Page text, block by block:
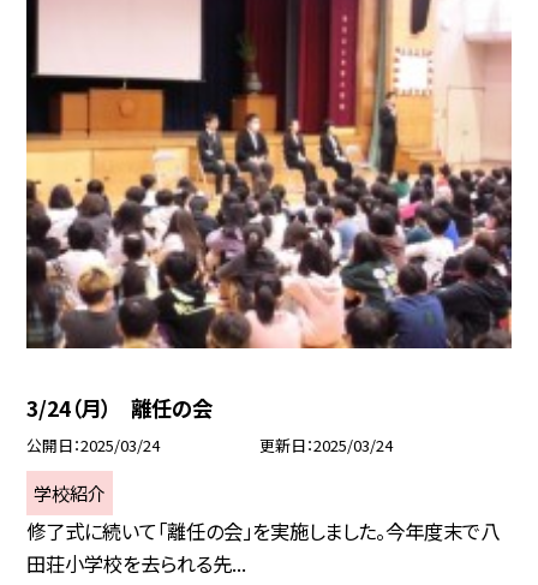
3/24（月） 離任の会
公開日 2025/03/24 更新日 2025/03/24
学校紹介
修了式に続いて「離任の会」を実施しました。今年度末で八
田荘小学校を去られる先...